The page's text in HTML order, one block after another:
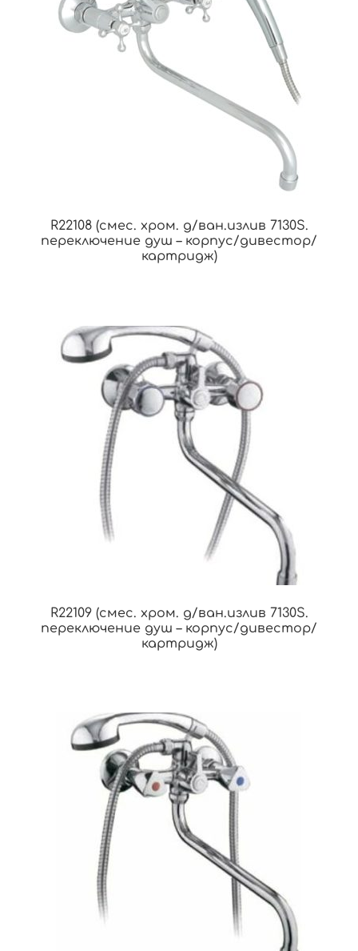
R22108 (смес. хром. д/ван.излив 7130S.
переключение душ – корпус/дивестор/
картридж)
R22109 (смес. хром. д/ван.излив 7130S.
переключение душ – корпус/дивестор/
картридж)